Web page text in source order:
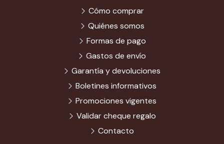
Cómo comprar
Quiénes somos
Formas de pago
Gastos de envío
Garantía y devoluciones
Boletines informativos
Promociones vigentes
Validar cheque regalo
Contacto